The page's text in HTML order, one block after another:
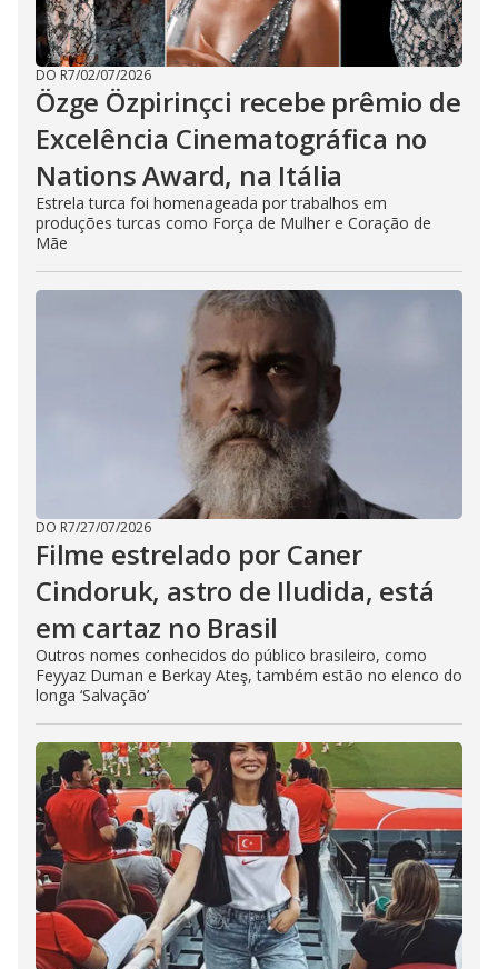
DO R7/02/07/2026
Özge Özpirinçci recebe prêmio de
Excelência Cinematográfica no
Nations Award, na Itália
Estrela turca foi homenageada por trabalhos em
produções turcas como Força de Mulher e Coração de
Mãe
DO R7/27/07/2026
Filme estrelado por Caner
Cindoruk, astro de Iludida, está
em cartaz no Brasil
Outros nomes conhecidos do público brasileiro, como
Feyyaz Duman e Berkay Ateş, também estão no elenco do
longa ‘Salvação’